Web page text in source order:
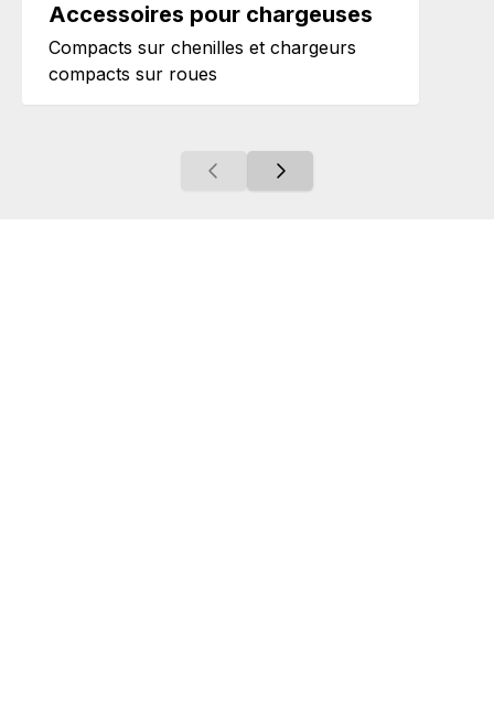
Accessoires pour chargeuses
Compacts sur chenilles et chargeurs
compacts sur roues